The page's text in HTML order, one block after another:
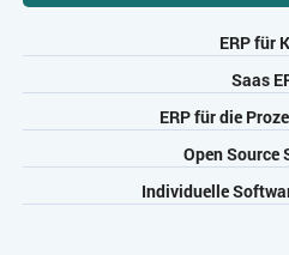
ERP für
Saas
ERP für die
Open Source
Individuelle